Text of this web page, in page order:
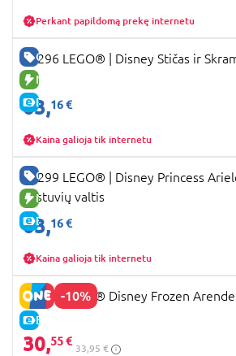
Perkant papildomą prekę internetu
GERA KAINA
NAUJA PREKĖ
E-KAINA
43296 LEGO® | Disney Stičas ir
63,16 €
Kaina galioja tik internetu
GERA KAINA
NAUJA PREKĖ
E-KAINA
43299 LEGO® ǀ Disney Princess
vestuvių valtis
63,16 €
Kaina galioja tik internetu
-10%
E-KAINA
43265 LEGO® Disney Frozen
30,55 €
33,95 €